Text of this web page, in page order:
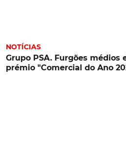
NOTÍCIAS
Grupo PSA. Furgões médios
prémio "Comercial do Ano